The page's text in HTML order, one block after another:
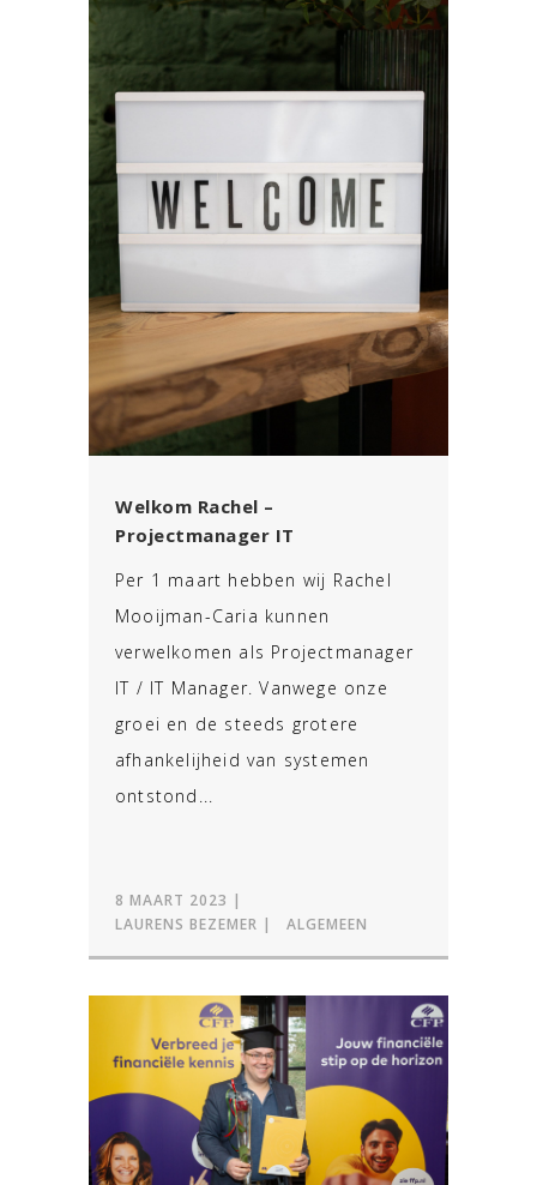
Welkom Rachel –
Projectmanager IT
Per 1 maart hebben wij Rachel
Mooijman-Caria kunnen
verwelkomen als Projectmanager
IT / IT Manager. Vanwege onze
groei en de steeds grotere
afhankelijheid van systemen
ontstond...
8 MAART 2023
LAURENS BEZEMER
ALGEMEEN